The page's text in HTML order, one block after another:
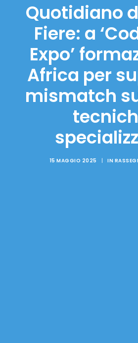
Quotidiano
Fiere: a
Expo’
Africa per
mismatch
15 MAGGIO 2025 | IN